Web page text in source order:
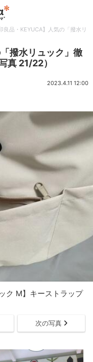
良品・KEYUCA】人気の「撥水リ
撥水リュック」徹
真 21/22）
2023.4.11 12:00
ク M】キーストラップ
次の写真